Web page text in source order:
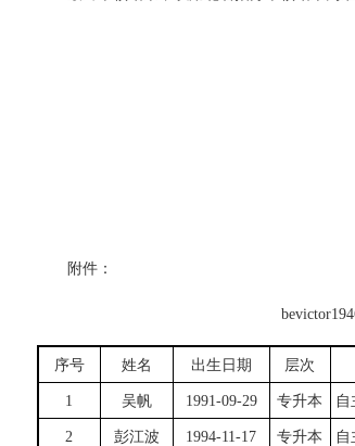
附件：
序号 姓名 出生日期 层次
1 吴帆 1991-09-29 专升本
2 彭江波 1994-11-17 专升本